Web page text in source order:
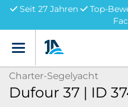
Seit 27 Jahren
Top-
Menü
Charter-Segelyacht
Dufour 37 | ID